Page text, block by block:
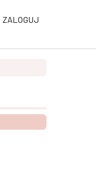
ZALOGUJ